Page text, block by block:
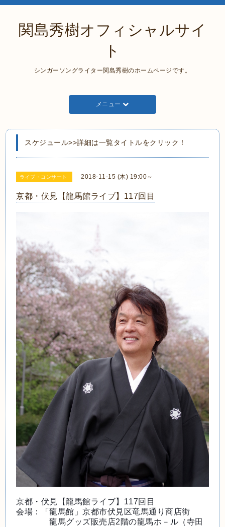
関島秀樹オフィシャルサイ
ト
シンガーソングライター関島秀樹のホームページです。
メニュー
スケジュール>>詳細は一覧タイトルをクリック！
ライブ・コンサート 2018-11-15 (木) 19:00～
京都・伏見【龍馬館ライブ】117回目
京都・伏見【龍馬館ライブ】117回目
会場：「龍馬館」京都市伏見区竜馬通り商店街
龍馬グッズ販売店2階の龍馬ホ－ル（寺田